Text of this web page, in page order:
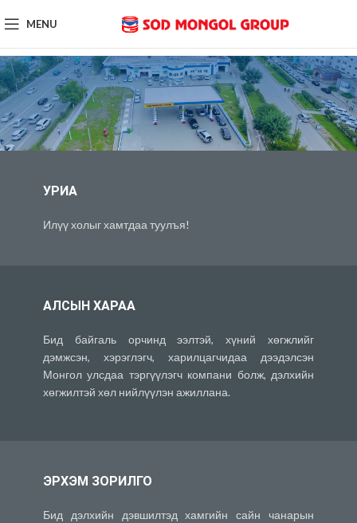
MENU
Сод Монгол Групп
УРИА
Илүү холыг хамтдаа туулъя!
АЛСЫН ХАРАА
Бид байгаль орчинд ээлтэй, хүний хөгжлийг
дэмжсэн, хэрэглэгч, харилцагчидаа дээдэлсэн
Монгол улсдаа тэргүүлэгч компани болж, дэлхийн
хөгжилтэй хөл нийлүүлэн ажиллана.
ЭРХЭМ ЗОРИЛГО
Бид дэлхийн дэвшилтэд хамгийн сайн чанарын